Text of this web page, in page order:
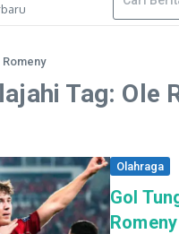
Romeny
Tag: Ole
Olahraga
Gol